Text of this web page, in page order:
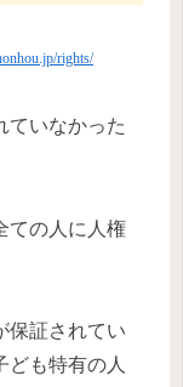
rights/
ていなかった
ての人に人権
保証されてい
ども特有の人